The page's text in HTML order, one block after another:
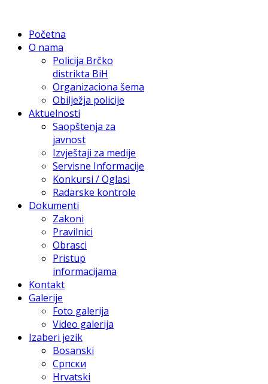
Početna
O nama
Policija Brčko
distrikta BiH
Organizaciona šema
Obilježja policije
Aktuelnosti
Saopštenja za
javnost
Izvještaji za medije
Servisne Informacije
Konkursi / Oglasi
Radarske kontrole
Dokumenti
Zakoni
Pravilnici
Obrasci
Pristup
informacijama
Kontakt
Galerije
Foto galerija
Video galerija
Izaberi jezik
Bosanski
Српски
Hrvatski